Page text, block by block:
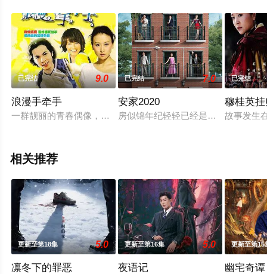
已完结 9.0
浪漫手牵手
一群靓丽的青春偶像，两代篮球运动员的爱情悲喜剧。 2008年
已完结 7.0
安家2020
房似锦年纪轻轻已经是安家天下中介
已完结
穆桂英
故事发生
相关推荐
更新至第18集 5.0
凛冬下的罪恶
更新至第16集 5.0
夜语记
更新至第15
幽宅奇谭